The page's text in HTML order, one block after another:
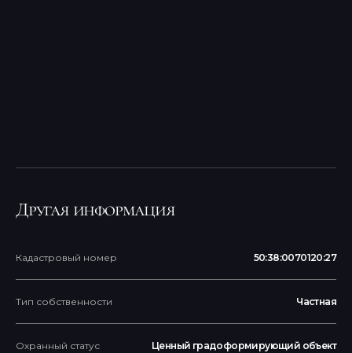
Другая информация
Кадастровый номер 50:38:0070120:27
Тип собственности Частная
Охранный статус Ценный градоформирующий объект